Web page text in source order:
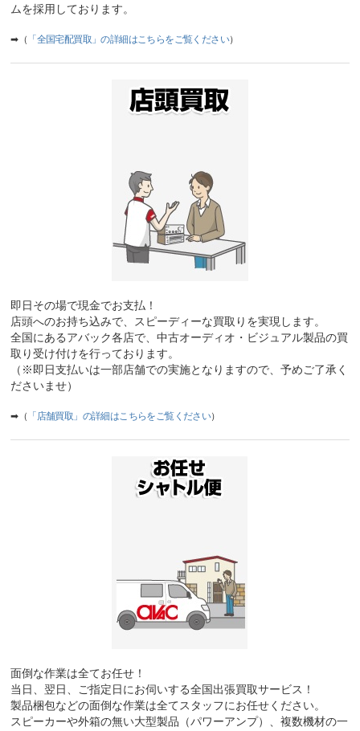
ムを採用しております。
➡（ 「全国宅配買取」の詳細はこちらをご覧ください）
即日その場で現金でお支払！
店頭へのお持ち込みで、スピーディーな買取りを実現します。
全国にあるアバック各店で、中古オーディオ・ビジュアル製品の買
取り受け付けを行っております。
（※即日支払いは一部店舗での実施となりますので、予めご了承く
ださいませ）
➡（ 「店舗買取」の詳細はこちらをご覧ください）
面倒な作業は全てお任せ！
当日、翌日、ご指定日にお伺いする全国出張買取サービス！
製品梱包などの面倒な作業は全てスタッフにお任せください。
スピーカーや外箱の無い大型製品（パワーアンプ）、複数機材の一